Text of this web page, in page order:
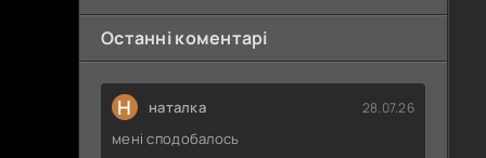
Останні коментарі
Н наталка 28.07.26
мені сподобалось